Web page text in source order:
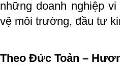
những doanh nghiệp
vệ môi trường, đầu tư
Theo Đức Toản –